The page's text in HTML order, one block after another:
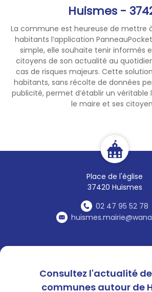
Huismes -
La commune est heureuse de mettre
habitants l’application
simple, elle souhaite tenir informés
citoyens de son actualité au
cas de risques majeurs. Cette
habitants, sans récolte de données
publicité, permet d’établir un véritable
le maire et ses
Place de l'église
37420 Huismes
02 47 95 52 78
grandir cette belle
📞 06 85 87 56 42
📧515603@lcfoot.fr
Football Saint Benoît
- En entente avec le FC
Consultez l'actualité
communes autour de